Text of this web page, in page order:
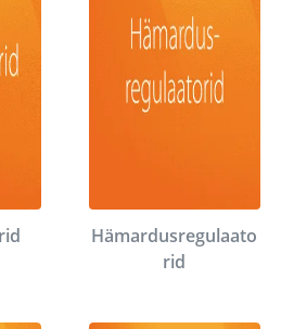
Hämardusregulaato
rid